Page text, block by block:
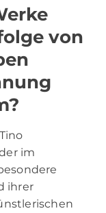
von
im
ihrer